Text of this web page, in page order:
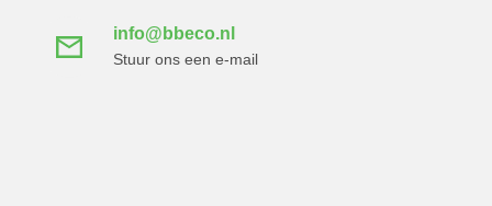
info@bbeco.nl
Stuur ons een e-mail